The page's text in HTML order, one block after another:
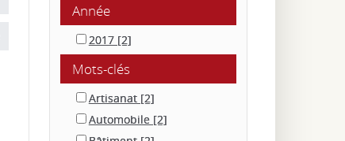
Année
2017 [2]
Mots-clés
Artisanat [2]
Automobile [2]